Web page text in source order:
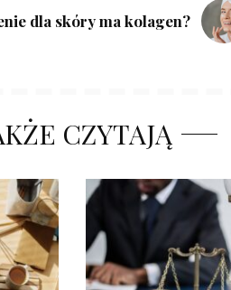
dla skóry ma kolagen?
CZYTAJĄ